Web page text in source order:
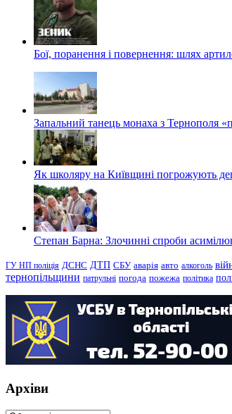
Бої, поранення і повернення: шлях
Запальний танець монаха з Тернополя
Як школяру на Київщині погрожують
Степан Барна: Злочинні спроби
ГУ НП поліція ДСНС ДТП СБУ аварія авто алкоголь
тернопільщини патрульні погода пожежа політика
Архіви